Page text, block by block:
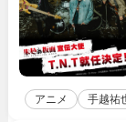
アニメ 手越祐